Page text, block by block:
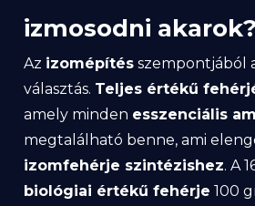
izmosodni akarok?
Az izomépítés szempontjából
választás. Teljes értékű
amely minden esszenciális
megtalálható benne, ami
izomfehérje szintézishez. A
biológiai értékű fehérje 100